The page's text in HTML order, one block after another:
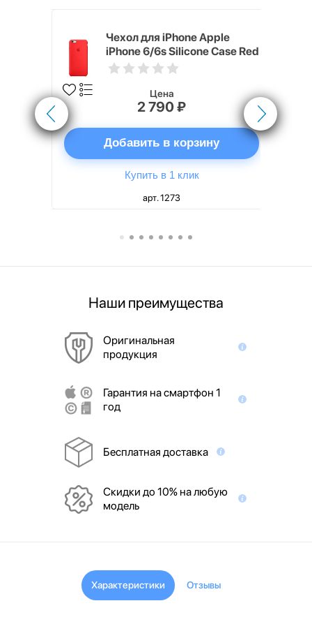
Чехол для iPhone Apple
iPhone 6/6s Silicone Case Red
Цена
2 790 ₽
Добавить в корзину
Купить в 1 клик
арт. 1273
Наши преимущества
Оригинальная
продукция
Гарантия на смартфон 1
год
Бесплатная доставка
Скидки до 10% на любую
модель
Характеристики Отзывы